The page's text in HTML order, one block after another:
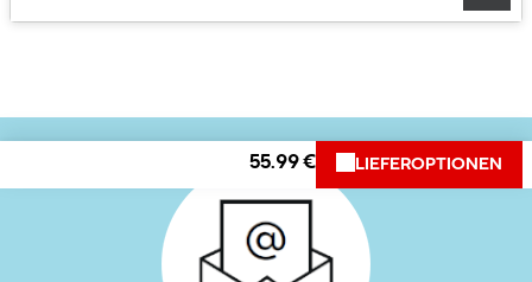
55.99 € LIEFEROPTIONEN